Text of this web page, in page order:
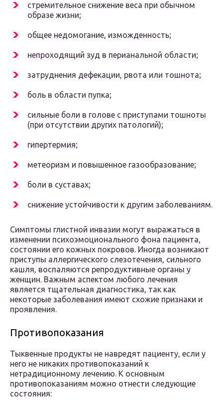
стремительное снижение веса при обычном
образе жизни;
общее недомогание, изможденность;
непроходящий зуд в перианальной области;
затруднения дефекации, рвота или тошнота;
боль в области пупка;
сильные боли в голове с приступами тошноты
(при отсутствии других патологий);
гипертермия;
метеоризм и повышенное газообразование;
боли в суставах;
снижение устойчивости к другим заболеваниям.
Симптомы глистной инвазии могут выражаться в
изменении психоэмоционального фона пациента,
состоянии его кожных покровов. Иногда возникают
приступы аллергического слезотечения, сильного
кашля, воспаляются репродуктивные органы у
женщин. Важным аспектом любого лечения
является тщательная диагностика, так как
некоторые заболевания имеют схожие признаки и
проявления.
Противопоказания
Тыквенные продукты не навредят пациенту, если у
него не никаких противопоказаний к
нетрадиционному лечению. К основным
противопоказаниям можно отнести следующие
состояния: